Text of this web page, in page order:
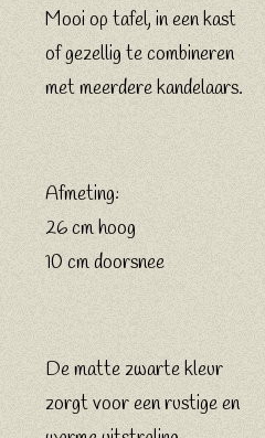
Mooi op tafel, in een kast
of gezellig te combineren
met meerdere kandelaars.
Afmeting:
26 cm hoog
10 cm doorsnee
De matte zwarte kleur
zorgt voor een rustige en